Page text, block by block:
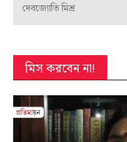
দেবজ্যোতি মিশ্র
মিস করবেন না!